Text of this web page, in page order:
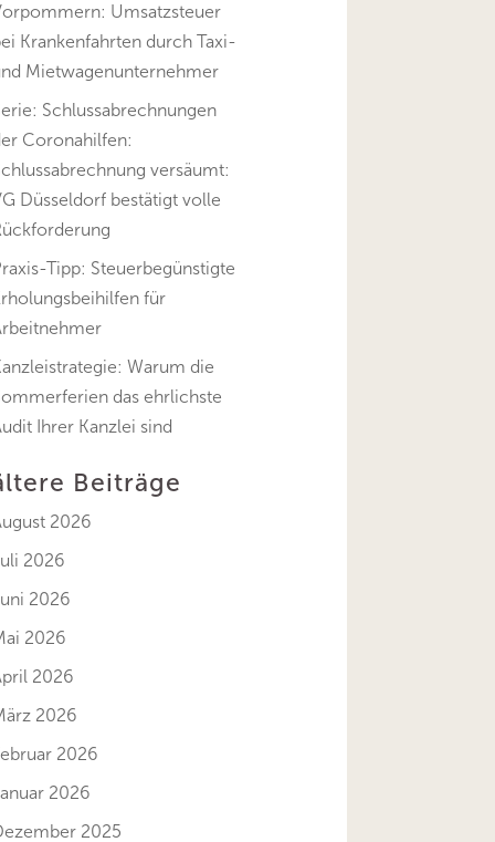
Umsatzsteuer
Krankenfahrten durch Taxi-
Mietwagenunternehmer
Schlussabrechnungen
Coronahilfen:
versäumt:
Düsseldorf bestätigt volle
Tipp: Steuerbegünstigte
für
Warum die
das ehrlichste
Ihrer Kanzlei sind
Beiträge
2026
2026
2026
2026
2026
2026
2026
2026
2025